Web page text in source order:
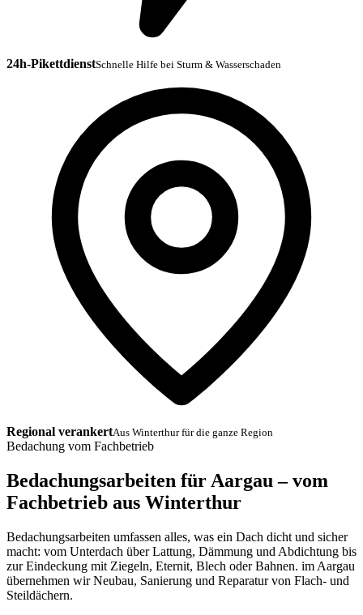
24h-PikettdienstSchnelle Hilfe bei Sturm & Wasserschaden
Regional verankertAus Winterthur für die ganze Region
Bedachung vom Fachbetrieb
Bedachungsarbeiten für Aargau – vom
Fachbetrieb aus Winterthur
Bedachungsarbeiten umfassen alles, was ein Dach dicht und sicher
macht: vom Unterdach über Lattung, Dämmung und Abdichtung bis
zur Eindeckung mit Ziegeln, Eternit, Blech oder Bahnen. im Aargau
übernehmen wir Neubau, Sanierung und Reparatur von Flach- und
Steildächern.